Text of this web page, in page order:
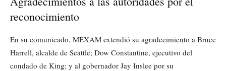
reconocimiento
En su comunicado, MEXAM extendió su agradecimiento a Bruce
Harrell, alcalde de Seattle; Dow Constantine, ejecutivo del
condado de King; y al gobernador Jay Inslee por su